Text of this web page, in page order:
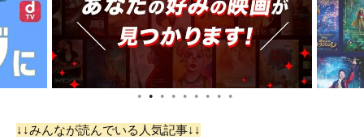
● ● ● ● ● ● ● ● ●
↓↓みんなが読んでいる人気記事↓↓